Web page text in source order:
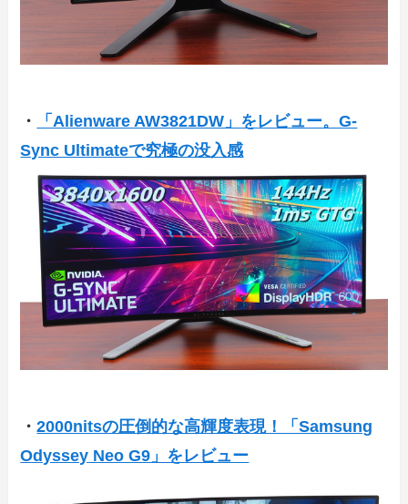
・
「Alienware AW3821DW」をレビュー。G-
Sync Ultimateで究極の没入感
・2000nitsの圧倒的な高輝度表現！「Samsung
Odyssey Neo G9」をレビュー